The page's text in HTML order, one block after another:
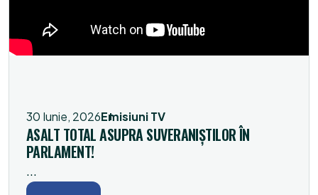
30 Iunie, 2026Emisiuni TV
ASALT TOTAL ASUPRA SUVERANIȘTILOR ÎN
PARLAMENT!
...